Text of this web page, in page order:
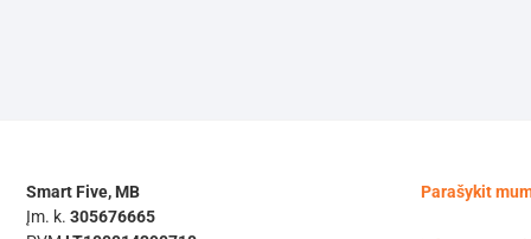
Smart Five, MB
Įm. k. 305676665
Parašykit